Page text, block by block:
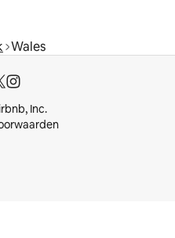
Wales
Inc.